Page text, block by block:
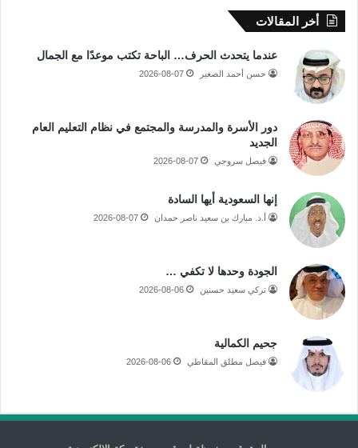
أخر المقالات
عندما يتحدث الحرف… الباحة تكتب موعدًا مع الجمال
حسن أحمد الصغير 2026-08-07
دور الأسرة والمدرسة والمجتمع في نظام التعليم العام
الجديد
فيصل سروجي 2026-08-07
إنها السعودية أيها السادة
أ.د. مبارك بن سعيد ناصر حمدان 2026-08-07
الجودة وحدها لا تكفي …
تركي سعيد حسنين 2026-08-06
جحيم الكمالية
فيصل مطلق المقاطي 2026-08-06